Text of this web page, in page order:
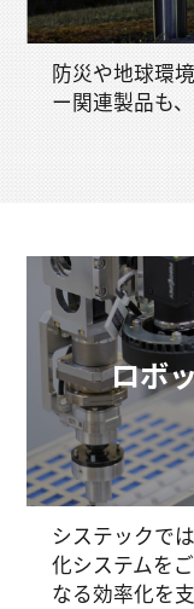
防災や地球環
ー関連製品も
ロボ
システックで
化システムを
なる効率化を支